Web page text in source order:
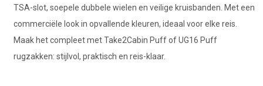
TSA-slot, soepele dubbele wielen en veilige kruisbanden. Met een
commerciële look in opvallende kleuren, ideaal voor elke reis.
Maak het compleet met Take2Cabin Puff of UG16 Puff
rugzakken: stijlvol, praktisch en reis-klaar.